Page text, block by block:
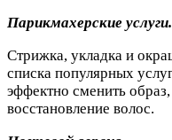
Парикмахерские услуги.
Стрижка, укладка и
списка популярных
эффектно сменить
восстановление волос.